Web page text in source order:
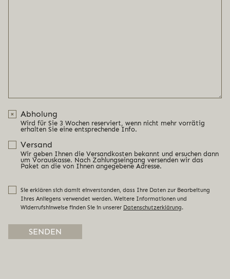
Abholung
Wird für Sie 3 Wochen reserviert, wenn nicht mehr vorrätig
erhalten Sie eine entsprechende Info.
Versand
Wir geben Ihnen die Versandkosten bekannt und ersuchen dann
um Vorauskasse. Nach Zahlungseingang versenden wir das
Paket an die von Ihnen angegebene Adresse.
Sie erklären sich damit einverstanden, dass Ihre Daten zur Bearbeitung
Ihres Anliegens verwendet werden. Weitere Informationen und
Widerrufshinweise finden Sie in unserer Datenschutzerklärung.